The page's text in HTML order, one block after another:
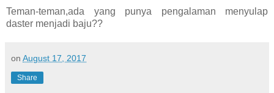
Teman-teman,ada yang punya pengalaman menyulap
daster menjadi baju??
on August 17, 2017
Share